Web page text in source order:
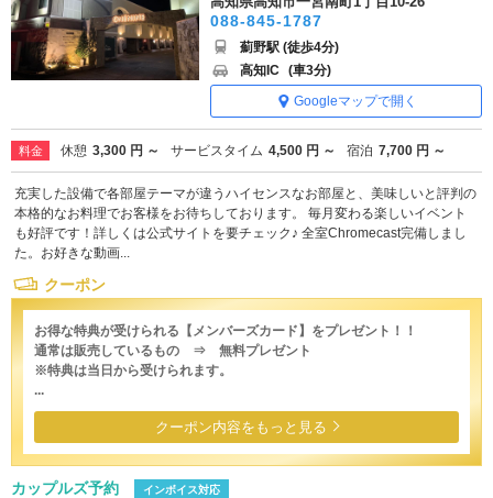
088-845-1787
薊野駅 (徒歩4分)
高知IC (車3分)
Googleマップで開く
料金 休憩 3,300 円 ～ サービスタイム 4,500 円 ～ 宿泊 7,700 円 ～
充実した設備で各部屋テーマが違うハイセンスなお部屋と、美味しいと評判の
本格的なお料理でお客様をお待ちしております。 毎月変わる楽しいイベント
も好評です！詳しくは公式サイトを要チェック♪ 全室Chromecast完備しまし
た。お好きな動画...
クーポン
お得な特典が受けられる【メンバーズカード】をプレゼント！！
通常は販売しているもの ⇒ 無料プレゼント
※特典は当日から受けられます。
...
クーポン内容をもっと見る
カップルズ予約 インボイス対応